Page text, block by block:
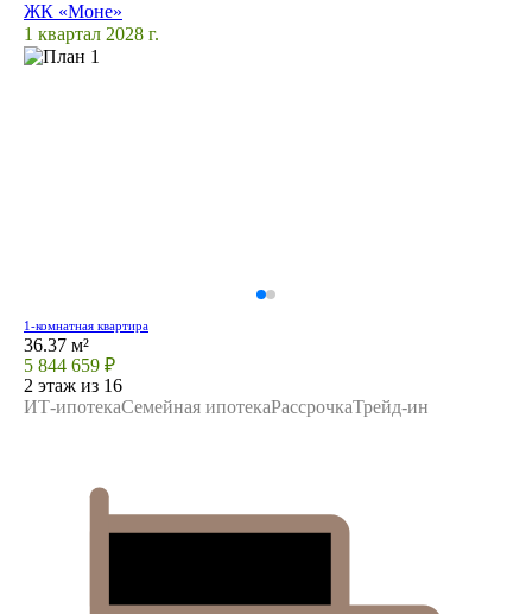
ЖК «Моне»
1 квартал 2028 г.
1-комнатная квартира
36.37 м²
5 844 659 ₽
2 этаж из 16
ИТ-ипотекаСемейная ипотекаРассрочкаТрейд-ин